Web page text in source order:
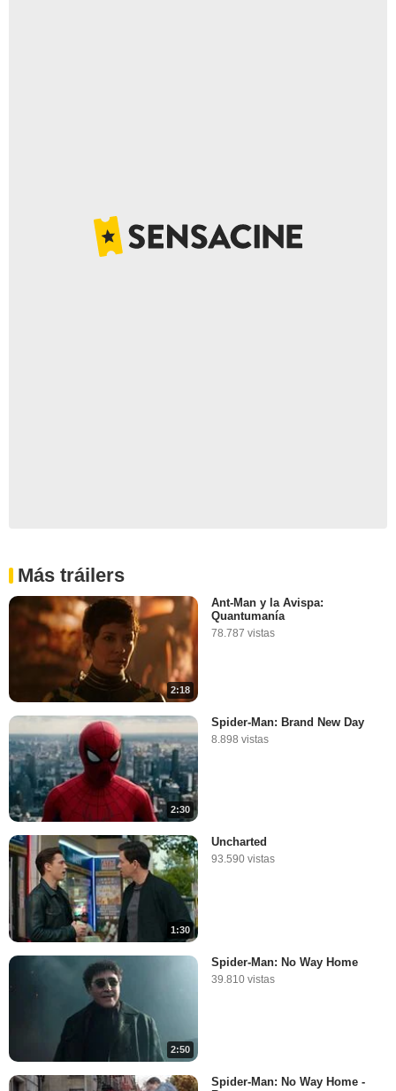
Más tráilers
2:18
Ant-Man y la Avispa:
Quantumanía
78.787 vistas
2:30
Spider-Man: Brand New Day
8.898 vistas
1:30
Uncharted
93.590 vistas
2:50
Spider-Man: No Way Home
39.810 vistas
Spider-Man: No Way Home -